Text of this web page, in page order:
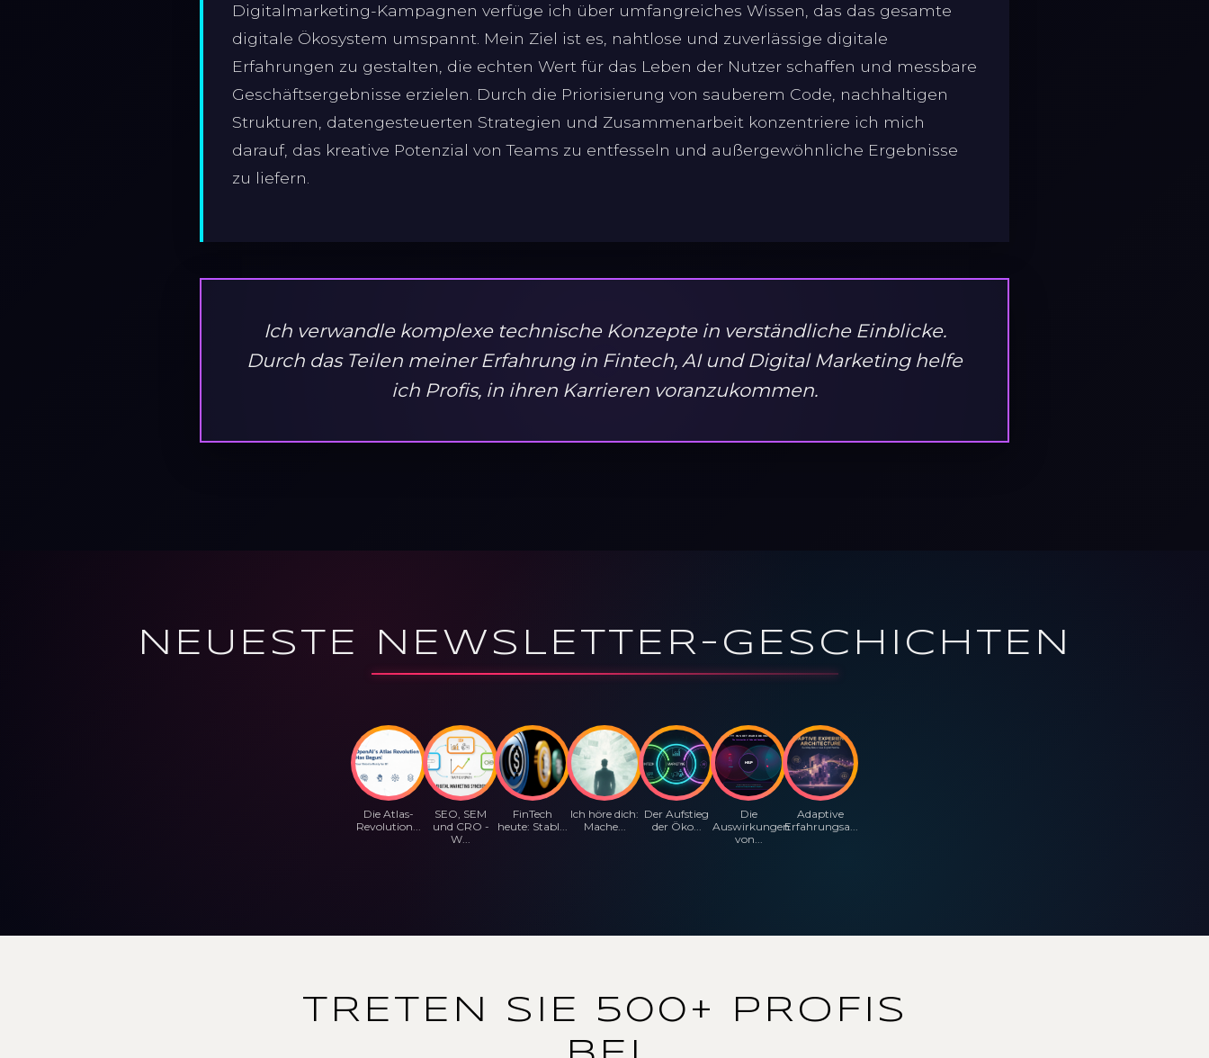
Digitalmarketing-Kampagnen verfüge ich über umfangreiches Wissen, das das gesamte
digitale Ökosystem umspannt. Mein Ziel ist es, nahtlose und zuverlässige digitale
Erfahrungen zu gestalten, die echten Wert für das Leben der Nutzer schaffen und messbare
Geschäftsergebnisse erzielen. Durch die Priorisierung von sauberem Code, nachhaltigen
Strukturen, datengesteuerten Strategien und Zusammenarbeit konzentriere ich mich
darauf, das kreative Potenzial von Teams zu entfesseln und außergewöhnliche Ergebnisse
zu liefern.
Ich verwandle komplexe technische Konzepte in verständliche Einblicke.
Durch das Teilen meiner Erfahrung in Fintech, AI und Digital Marketing helfe
ich Profis, in ihren Karrieren voranzukommen.
NEUESTE NEWSLETTER-GESCHICHTEN
Die Atlas-
Revolution...
SEO, SEM
und CRO -
W...
FinTech
heute: Stabl...
Ich höre dich:
Mache...
Der Aufstieg
der Öko...
Die
Auswirkungen
von...
Adaptive
Erfahrungsa...
TRETEN SIE 500+ PROFIS